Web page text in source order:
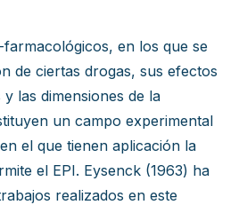
en los que se
de ciertas drogas, sus efectos
las dimensiones de la
un campo experimental
el que tienen aplicación la
el EPI. Eysenck (1963) ha
realizados en este